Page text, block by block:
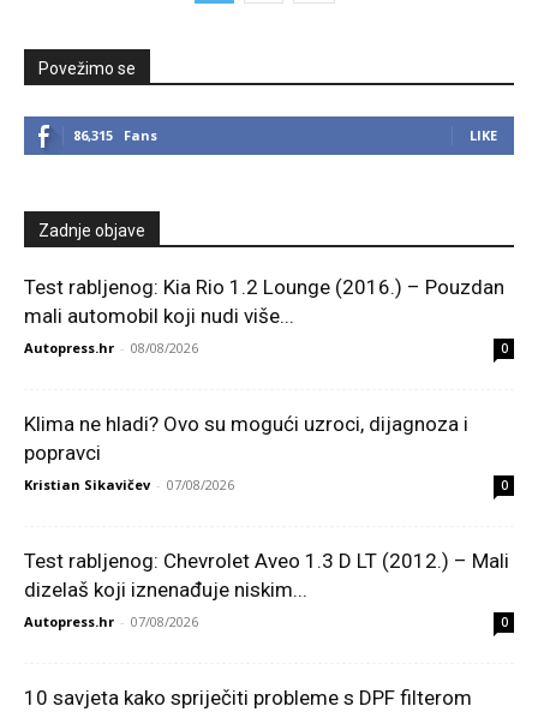
Povežimo se
86,315 Fans LIKE
Zadnje objave
Test rabljenog: Kia Rio 1.2 Lounge (2016.) – Pouzdan
mali automobil koji nudi više...
Autopress.hr - 08/08/2026 0
Klima ne hladi? Ovo su mogući uzroci, dijagnoza i
popravci
Kristian Sikavičev - 07/08/2026 0
Test rabljenog: Chevrolet Aveo 1.3 D LT (2012.) – Mali
dizelaš koji iznenađuje niskim...
Autopress.hr - 07/08/2026 0
10 savjeta kako spriječiti probleme s DPF filterom